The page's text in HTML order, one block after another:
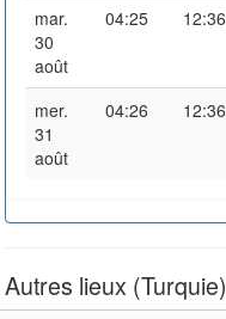
mar.
30
août
04:25 12:36
mer.
31
août
04:26 12:36
Autres lieux (Turquie)